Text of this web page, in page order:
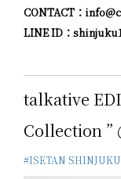
CONTACT：
LINE ID：
talkative
Collection ”
#ISETAN SHINJUKU